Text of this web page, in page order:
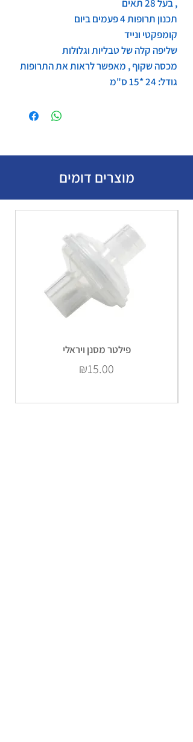
, בעל 28 תאים
תכנון תרופות 4 פעמים ביום
קומפקטי ונייד
שליפה קלה של טבליות וגלולות
מכסה שקוף , מאפשר לראות את התרופות
גודל: 24 *15 ס"מ
מוצרים דומים
פילטר מסנן ויראלי
Price
₪15.00